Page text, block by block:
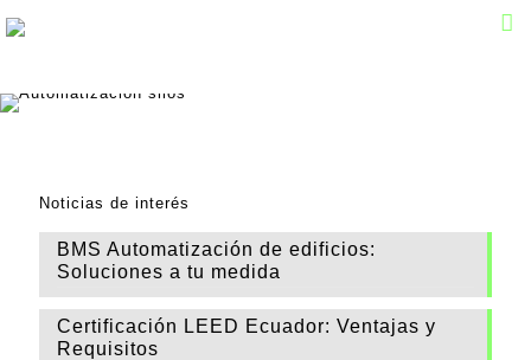
Noticias de interés
BMS Automatización de edificios:
Soluciones a tu medida
Certificación LEED Ecuador: Ventajas y
Requisitos